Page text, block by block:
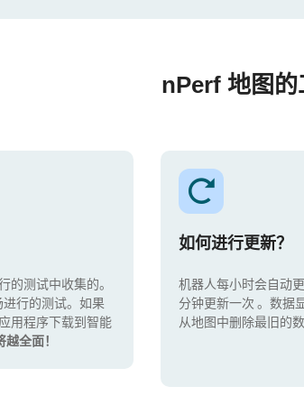
nPerf 地图的
的测试中收集的。
行的测试。如果
用程序下载到智能
全面！
如何进行更新？
机器人每小时会自动
分钟更新一次 。数据
从地图中删除最旧的数